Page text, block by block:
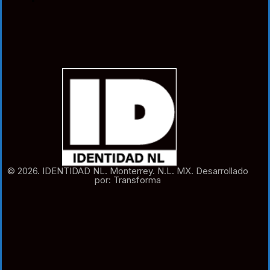
© 2026. IDENTIDAD NL. Monterrey. N.L. MX. Desarrollado
por: Transforma